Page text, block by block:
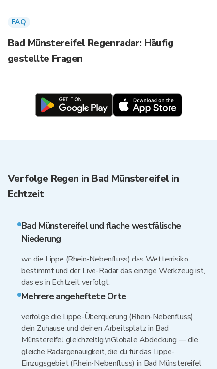
FAQ
Bad Münstereifel Regenradar: Häufig
gestellte Fragen
Verfolge Regen in Bad Münstereifel in
Echtzeit
Bad Münstereifel und flache westfälische
Niederung
wo die Lippe (Rhein-Nebenfluss) das Wetterrisiko
bestimmt und der Live-Radar das einzige Werkzeug ist,
das es in Echtzeit verfolgt.
Mehrere angeheftete Orte
verfolge die Lippe-Überquerung (Rhein-Nebenfluss),
dein Zuhause und deinen Arbeitsplatz in Bad
Münstereifel gleichzeitig.\nGlobale Abdeckung — die
gleiche Radargenauigkeit, die du für das Lippe-
Einzugsgebiet (Rhein-Nebenfluss) in Bad Münstereifel